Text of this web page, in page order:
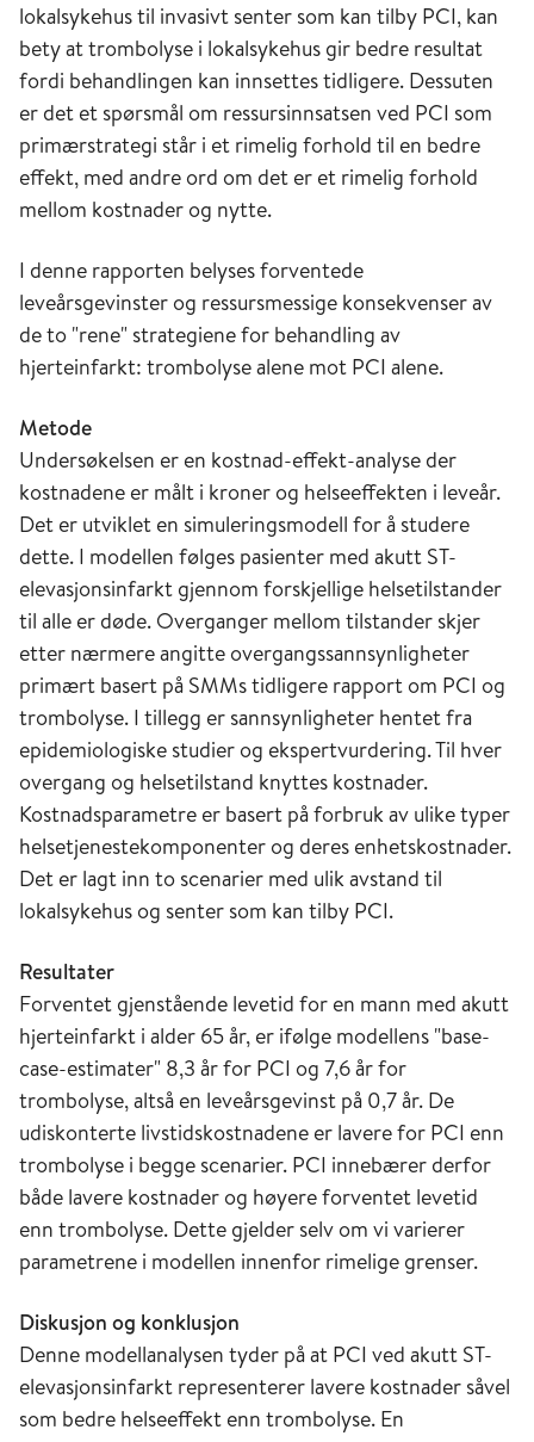
lokalsykehus til invasivt senter som kan tilby PCI, kan
bety at trombolyse i lokalsykehus gir bedre resultat
fordi behandlingen kan innsettes tidligere. Dessuten
er det et spørsmål om ressursinnsatsen ved PCI som
primærstrategi står i et rimelig forhold til en bedre
effekt, med andre ord om det er et rimelig forhold
mellom kostnader og nytte.
I denne rapporten belyses forventede
leveårsgevinster og ressursmessige konsekvenser av
de to "rene" strategiene for behandling av
hjerteinfarkt: trombolyse alene mot PCI alene.
Metode
Undersøkelsen er en kostnad-effekt-analyse der
kostnadene er målt i kroner og helseeffekten i leveår.
Det er utviklet en simuleringsmodell for å studere
dette. I modellen følges pasienter med akutt ST-
elevasjonsinfarkt gjennom forskjellige helsetilstander
til alle er døde. Overganger mellom tilstander skjer
etter nærmere angitte overgangssannsynligheter
primært basert på SMMs tidligere rapport om PCI og
trombolyse. I tillegg er sannsynligheter hentet fra
epidemiologiske studier og ekspertvurdering. Til hver
overgang og helsetilstand knyttes kostnader.
Kostnadsparametre er basert på forbruk av ulike typer
helsetjenestekomponenter og deres enhetskostnader.
Det er lagt inn to scenarier med ulik avstand til
lokalsykehus og senter som kan tilby PCI.
Resultater
Forventet gjenstående levetid for en mann med akutt
hjerteinfarkt i alder 65 år, er ifølge modellens "base-
case-estimater" 8,3 år for PCI og 7,6 år for
trombolyse, altså en leveårsgevinst på 0,7 år. De
udiskonterte livstidskostnadene er lavere for PCI enn
trombolyse i begge scenarier. PCI innebærer derfor
både lavere kostnader og høyere forventet levetid
enn trombolyse. Dette gjelder selv om vi varierer
parametrene i modellen innenfor rimelige grenser.
Diskusjon og konklusjon
Denne modellanalysen tyder på at PCI ved akutt ST-
elevasjonsinfarkt representerer lavere kostnader såvel
som bedre helseeffekt enn trombolyse. En